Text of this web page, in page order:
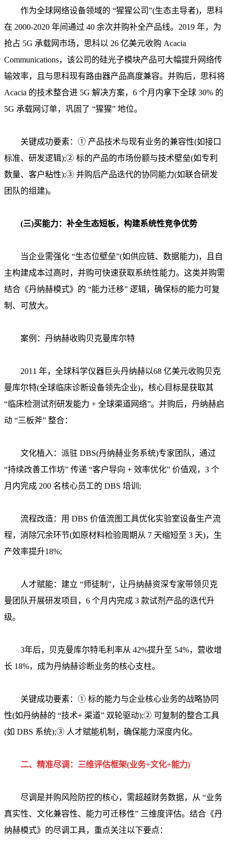
作为全球网络设备领域的 “猩猩公司”(生态主导者)，思科
在 2000-2020 年间通过 40 余次并购补全产品线。2019 年，为
抢占 5G 承载网市场，思科以 26 亿美元收购 Acacia
Communications，该公司的硅光子模块产品可大幅提升网络传
输效率，且与思科现有路由器产品高度兼容。并购后，思科将
Acacia 的技术整合进 5G 解决方案，6 个月内拿下全球 30% 的
5G 承载网订单，巩固了 “猩猩” 地位。
关键成功要素：① 产品技术与现有业务的兼容性(如接口
标准、研发逻辑);② 标的产品的市场份额与技术壁垒(如专利
数量、客户粘性);③ 并购后产品迭代的协同能力(如联合研发
团队的组建)。
(三)买能力：补全生态短板，构建系统性竞争优势
当企业需强化 “生态位壁垒”(如供应链、数据能力)，且自
主构建成本过高时，并购可快速获取系统性能力。这类并购需
结合《丹纳赫模式》的 “能力迁移” 逻辑，确保标的能力可复
制、可放大。
案例：丹纳赫收购贝克曼库尔特
2011 年，全球科学仪器巨头丹纳赫以68 亿美元收购贝克
曼库尔特(全球临床诊断设备领先企业)，核心目标是获取其
“临床检测试剂研发能力 + 全球渠道网络”。并购后，丹纳赫启
动 “三板斧” 整合：
文化植入：派驻 DBS(丹纳赫业务系统)专家团队，通过
“持续改善工作坊” 传递 “客户导向 + 效率优化” 价值观，3 个
月内完成 200 名核心员工的 DBS 培训;
流程改造：用 DBS 价值流图工具优化实验室设备生产流
程，消除冗余环节(如原材料检验周期从 7 天缩短至 3 天)，生
产效率提升18%;
人才赋能：建立 “师徒制”，让丹纳赫资深专家带领贝克
曼团队开展研发项目，6 个月内完成 3 款试剂产品的迭代升
级。
3年后，贝克曼库尔特毛利率从 42%提升至 54%，营收增
长 18%，成为丹纳赫诊断业务的核心支柱。
关键成功要素：① 标的能力与企业核心业务的战略协同
性(如丹纳赫的 “技术+ 渠道” 双轮驱动);② 可复制的整合工具
(如 DBS 系统);③ 人才赋能机制，确保能力深度内化。
二、精准尽调：三维评估框架(业务+文化+能力)
尽调是并购风险防控的核心，需超越财务数据，从 “业务
真实性、文化兼容性、能力可迁移性” 三维度评估。结合《丹
纳赫模式》的尽调工具，重点关注以下要点：